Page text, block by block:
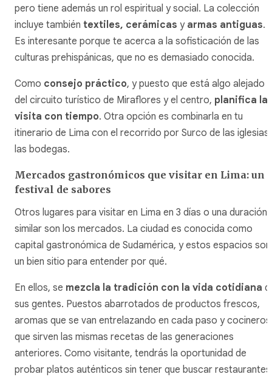
pero tiene además un rol espiritual y social. La colección
incluye también textiles, cerámicas y armas antiguas.
Es interesante porque te acerca a la sofisticación de las
culturas prehispánicas, que no es demasiado conocida.
Como consejo práctico, y puesto que está algo alejado
del circuito turístico de Miraflores y el centro, planifica la
visita con tiempo. Otra opción es combinarla en tu
itinerario de Lima con el recorrido por Surco de las iglesias
las bodegas.
Mercados gastronómicos que visitar en Lima: un
festival de sabores
Otros lugares para visitar en Lima en 3 días o una duración
similar son los mercados. La ciudad es conocida como
capital gastronómica de Sudamérica, y estos espacios son
un bien sitio para entender por qué.
En ellos, se mezcla la tradición con la vida cotidiana
sus gentes. Puestos abarrotados de productos frescos,
aromas que se van entrelazando en cada paso y cocineros
que sirven las mismas recetas de las generaciones
anteriores. Como visitante, tendrás la oportunidad de
probar platos auténticos sin tener que buscar restaurantes